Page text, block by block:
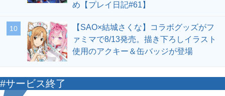
め【プレイ日記#61】
10
【SAO×結城さくな】コラボグッズがフ
ァミマで8/13発売。描き下ろしイラスト
使用のアクキー＆缶バッジが登場
#サービス終了